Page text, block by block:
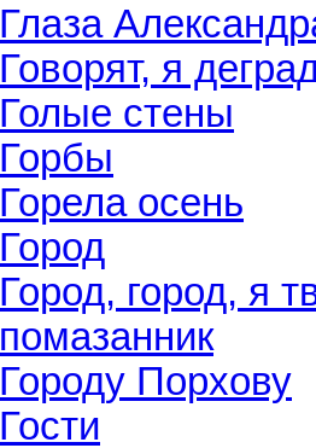
Глаза
Говорят, я
Голые стены
Горбы
Горела осень
Город
Город, город, я
помазанник
Городу Порхову
Гости